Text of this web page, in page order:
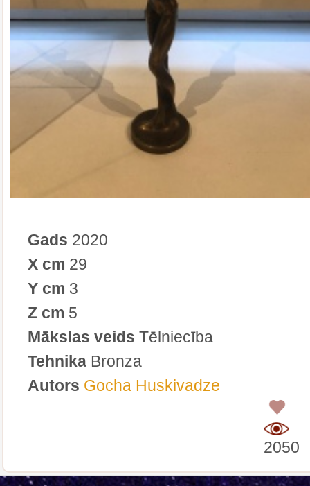
Gads 2020
X cm 29
Y cm 3
Z cm 5
Mākslas veids Tēlniecība
Tehnika Bronza
Autors Gocha Huskivadze
2050